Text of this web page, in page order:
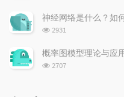
c
l
s
次
数:
浏
次
数:
2931
概率图模型理论与应
浏
2707